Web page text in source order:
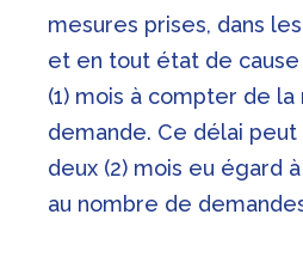
mesures prises, dans
et en tout état de cause
(1) mois à compter de
demande. Ce délai
deux (2) mois eu égard
au nombre de